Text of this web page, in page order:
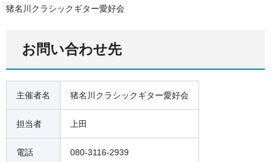
猪名川クラシックギター愛好会
お問い合わせ先
主催者名 猪名川クラシックギター愛好会
担当者 上田
電話 080-3116-2939